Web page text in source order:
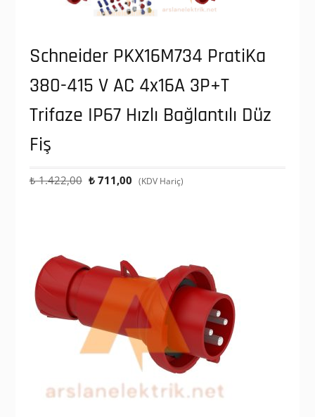
Schneider PKX16M734 PratiKa
380-415 V AC 4x16A 3P+T
Trifaze IP67 Hızlı Bağlantılı Düz
Fiş
₺1.422,00 Orijinal
₺711,00 Şu
(KDV Hariç)